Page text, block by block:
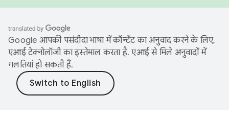
Google आपकी पसंदीदा भाषा में कॉन्टेंट का अनुवाद करने के लिए,
एआई टेक्नोलॉजी का इस्तेमाल करता है. एआई से मिले अनुवादों में
गलतियां हो सकती हैं.